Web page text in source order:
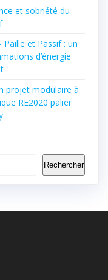
et sobriété du
Paille et Passif : un
d’énergie
projet modulaire à
RE2020 palier
Rechercher